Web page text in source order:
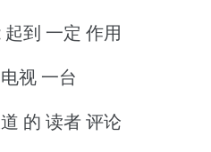
到 一定 作用
视 一台
的 读者 评论